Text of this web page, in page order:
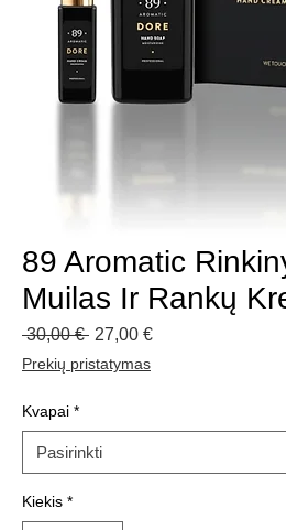
89 Aromatic
Muilas Ir Rankų
30,00 € Įprastinė
27,00 €Pardavimo
Prekių pristatymas
Kvapai *
Kiekis *